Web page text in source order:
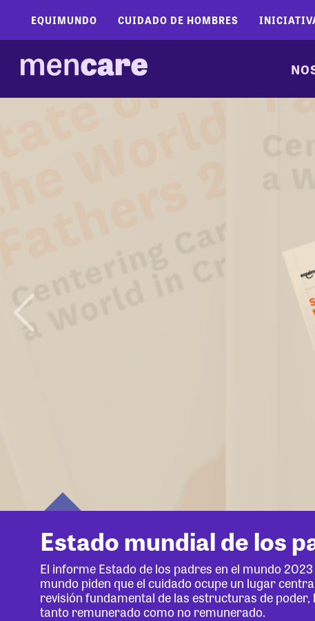
EQUIMUNDO CUIDADO DE HOMBRES
Estado mundial de los
El informe Estado de los padres en el mundo
mundo piden que el cuidado ocupe un lugar
revisión fundamental de las estructuras de
tanto remunerado como no remunerado.